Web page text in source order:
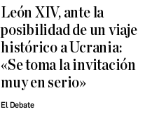
León XIV, ante la
posibilidad de un viaje
histórico a Ucrania:
«Se toma la invitación
muy en serio»
El Debate